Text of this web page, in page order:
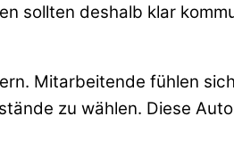
sollten deshalb klar
Mitarbeitende fühlen
zu wählen. Diese